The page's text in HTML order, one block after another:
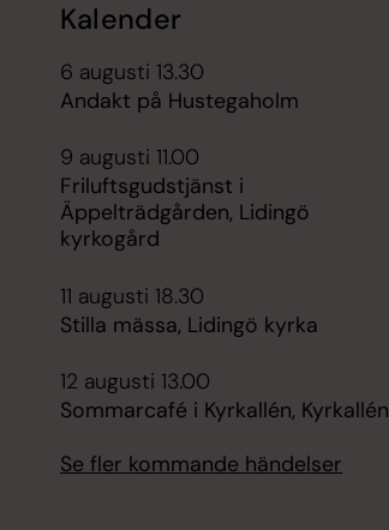
Kalender
6 augusti 13.30
Andakt på Hustegaholm
9 augusti 11.00
Friluftsgudstjänst i
Äppelträdgården, Lidingö
kyrkogård
11 augusti 18.30
Stilla mässa, Lidingö kyrka
12 augusti 13.00
Sommarcafé i Kyrkallén, Kyrkallén
Se fler kommande händelser